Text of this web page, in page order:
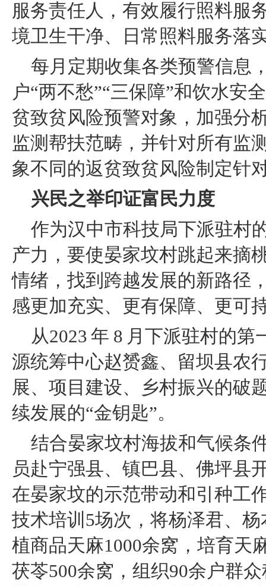
服务责任人，有效履行照料服
境卫生干净、日常照料服务落
每月定期收集各类预警信息
户“两不愁”“三保障”和饮水安
贫致贫风险预警对象，加强分
监测帮扶范畴，并针对所有监
象不同的返贫致贫风险制定针
兴民之举印证富民力度
作为汉中市科技局下派驻村
产力，要使晏家坟村跳起来摘
情绪，找到跨越发展的新路径
感更加充实、更有保障、更可
从2023 年 8 月下派驻村的
源统筹中心赵赟鑫、留坝县农
展、项目建设、乡村振兴的破
续发展的“金钥匙”。
结合晏家坟村海拔和气候条
员赴宁强县、镇巴县、佛坪县
在晏家坟的示范带动和引种工
技术培训5场次，将杨泽君、
植商品天麻1000余窝，培育天
茯苓500余窝，组织90余户群